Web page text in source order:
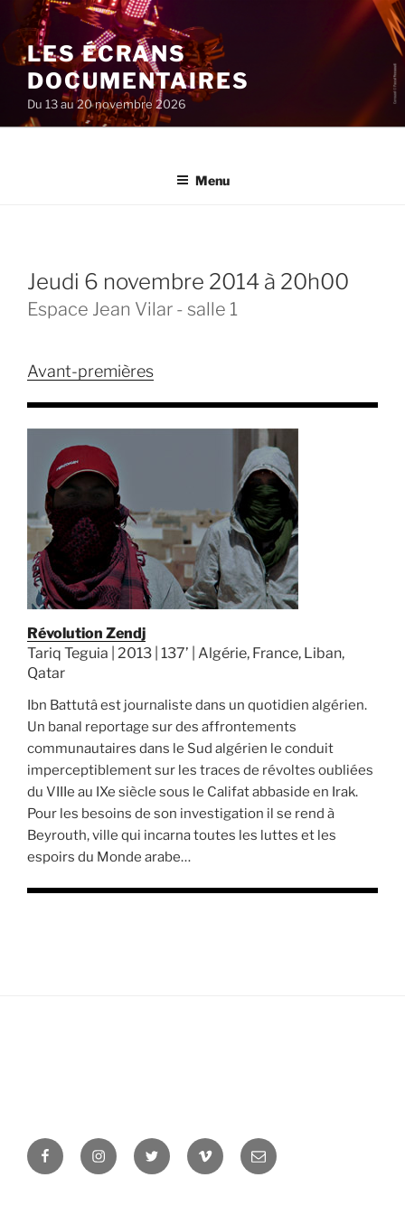
au
contenu
principal
LES ÉCRANS
DOCUMENTAIRES
Du 13 au 20 novembre 2026
Menu
jeudi 6 novembre 2014 à 20h00
Espace Jean Vilar - salle 1
Avant-premières
Révolution Zendj
Tariq Teguia | 2013 | 137’ | Algérie, France, Liban,
Qatar
Ibn Battutâ est journaliste dans un quotidien algérien.
Un banal reportage sur des affrontements
communautaires dans le Sud algérien le conduit
imperceptiblement sur les traces de révoltes oubliées
du VIIIe au IXe siècle sous le Califat abbaside en Irak.
Pour les besoins de son investigation il se rend à
Beyrouth, ville qui incarna toutes les luttes et les
espoirs du Monde arabe…
FacebookInstagramTwitter Vimeo Newsletter